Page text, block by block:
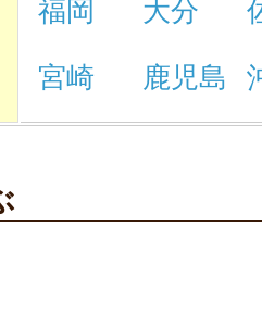
福岡 大分
宮崎 鹿児島